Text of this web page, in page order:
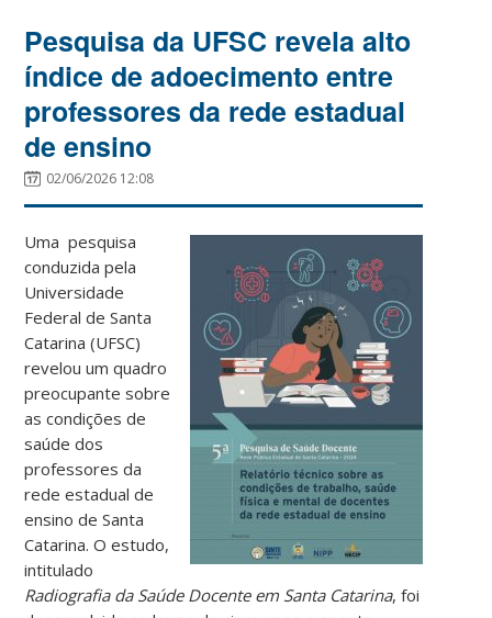
Pesquisa da UFSC revela alto
índice de adoecimento entre
professores da rede estadual
de ensino
02/06/2026 12:08
Uma pesquisa
conduzida pela
Universidade
Federal de Santa
Catarina (UFSC)
revelou um quadro
preocupante sobre
as condições de
saúde dos
professores da
rede estadual de
ensino de Santa
Catarina. O estudo,
intitulado
Radiografia da Saúde Docente em Santa Catarina, foi